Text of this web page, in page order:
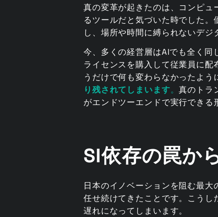
真の変革が起きたのは、コンピュ
るツールだと気づいた時でした
し、場所や時間に縛られないデジ
今、多くの経営層はAIでも全く
ライセンスを購入して従業員に
うだけで何も変わらなかったよう
り残されてしまいます。真のトラ
がエンドツーエンドで実行できる
SI依存の罠か
日本のイノベーションを阻む最
任せ続けてきたことです。こう
遅れになってしまいます。